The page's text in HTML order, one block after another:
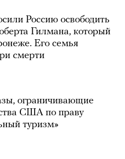
Россию освободить
Гилмана, который
Его семья
смерти
ограничивающие
США по праву
туризм»